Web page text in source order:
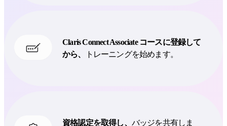
Claris Connect Associate コースに登録して
から、
トレーニングを始めます。
資格認定を取得し、 バッジを共有しま